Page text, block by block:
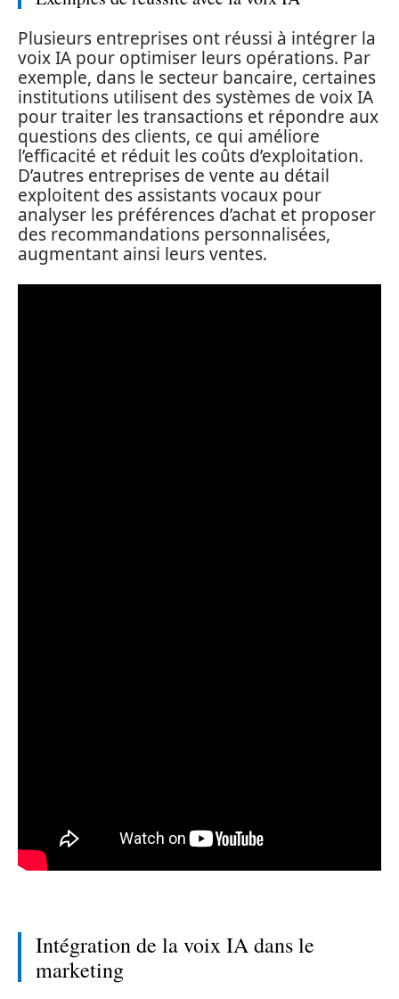
Plusieurs entreprises ont réussi à intégrer la
voix IA pour optimiser leurs opérations. Par
exemple, dans le secteur bancaire, certaines
institutions utilisent des systèmes de voix IA
pour traiter les transactions et répondre aux
questions des clients, ce qui améliore
l’efficacité et réduit les coûts d’exploitation.
D’autres entreprises de vente au détail
exploitent des assistants vocaux pour
analyser les préférences d’achat et proposer
des recommandations personnalisées,
augmentant ainsi leurs ventes.
Intégration de la voix IA dans le
marketing